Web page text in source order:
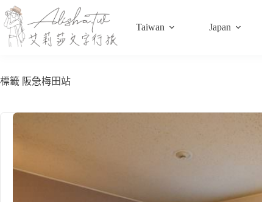
至
主
容
Taiwan Japan
標籤 阪急梅田站